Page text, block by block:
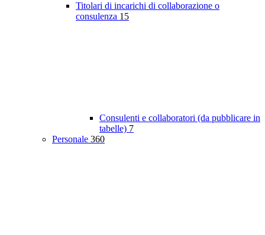
Titolari di incarichi di collaborazione o
consulenza 15
Consulenti e collaboratori (da pubblicare in
tabelle) 7
Personale 360